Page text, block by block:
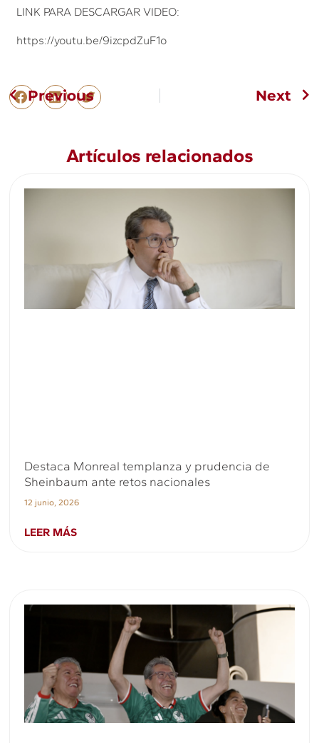
LINK PARA DESCARGAR VIDEO:
https://youtu.be/9izcpdZuF1o
Previous Next
Artículos relacionados
Destaca Monreal templanza y prudencia de
Sheinbaum ante retos nacionales
12 junio, 2026
LEER MÁS